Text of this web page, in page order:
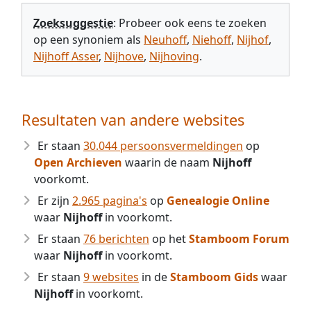
Zoeksuggestie: Probeer ook eens te zoeken
op een synoniem als Neuhoff, Niehoff, Nijhof,
Nijhoff Asser, Nijhove, Nijhoving.
Resultaten van andere websites
Er staan 30.044 persoonsvermeldingen op
Open Archieven waarin de naam Nijhoff
voorkomt.
Er zijn 2.965 pagina's op Genealogie Online
waar Nijhoffin voorkomt.
Er staan 76 berichten op hetStamboom Forum
waar Nijhoffin voorkomt.
Er staan 9 websites in deStamboom Gidswaar
Nijhoffin voorkomt.